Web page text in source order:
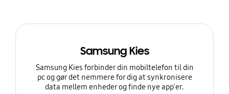
Samsung Kies
Samsung Kies forbinder din mobiltelefon til din
pc og gør det nemmere for dig at synkronisere
data mellem enheder og finde nye app'er.